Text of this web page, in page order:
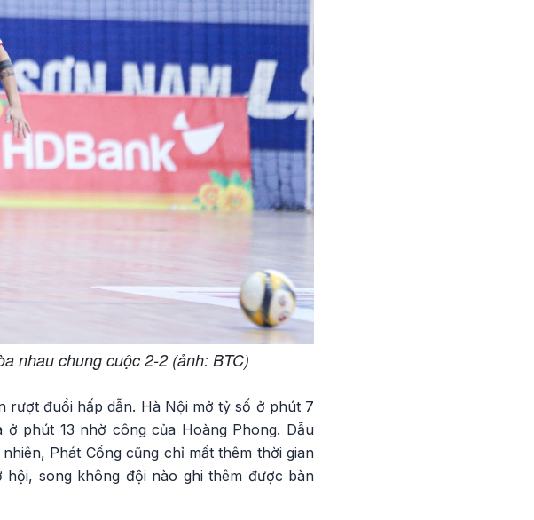
nhau chung cuộc 2-2 (ảnh: BTC)
rượt đuổi hấp dẫn. Hà Nội mở tỷ số ở phút 7
phút 13 nhờ công của Hoàng Phong. Dẫu
Phát Cổng cũng chỉ mất thêm thời gian
song không đội nào ghi thêm được bàn